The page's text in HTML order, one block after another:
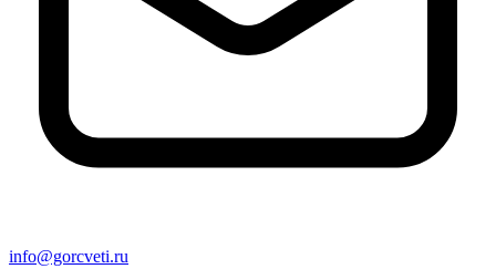
info@gorcveti.ru